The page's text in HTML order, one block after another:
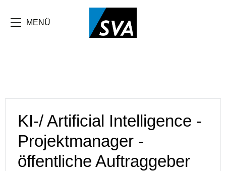
MENÜ
KI-/ Artificial Intelligence -
Projektmanager -
öffentliche Auftraggeber